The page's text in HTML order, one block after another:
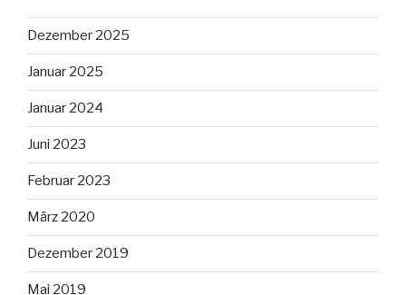
Dezember 2025
Januar 2025
Januar 2024
Juni 2023
Februar 2023
März 2020
Dezember 2019
Mai 2019